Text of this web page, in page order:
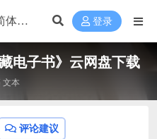
登录
电子书》云网盘下载
文本
评论建议